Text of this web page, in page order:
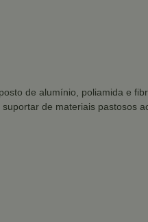
de alumínio, poliamida e
de materiais pastosos